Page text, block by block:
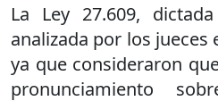
La Ley 27.609,
analizada por los jueces
ya que consideraron
pronunciamiento